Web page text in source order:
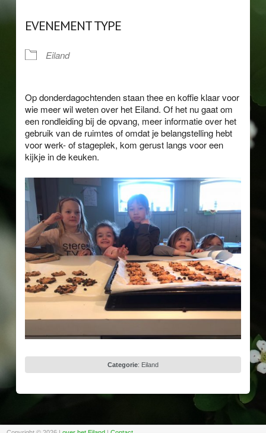
EVENEMENT TYPE
Eiland
Op donderdagochtenden staan thee en koffie klaar voor
wie meer wil weten over het Eiland. Of het nu gaat om
een rondleiding bij de opvang, meer informatie over het
gebruik van de ruimtes of omdat je belangstelling hebt
voor werk- of stageplek, kom gerust langs voor een
kijkje in de keuken.
Categorie: Eiland